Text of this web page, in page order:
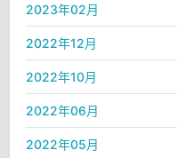
2023年02月
2022年12月
2022年10月
2022年06月
2022年05月